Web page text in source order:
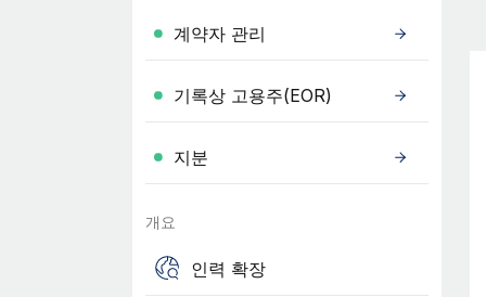
계약자 관리
기록상 고용주(EOR)
지분
개요
인력 확장